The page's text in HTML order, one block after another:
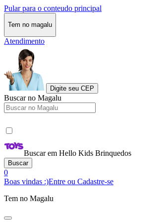
Pular para o conteudo principal
Tem no magalu
Atendimento
Digite seu CEP
Buscar no Magalu
Buscar em Hello Kids Brinquedos
Buscar
0
Boas vindas :)Entre ou Cadastre-se
Tem no Magalu